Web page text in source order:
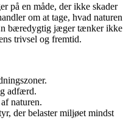
på en måde, der ikke skader
om at tage, hvad naturen
bæredygtig jæger tænker ikke
trivsel og fremtid.
adfærd.
naturen.
der belaster miljøet mindst